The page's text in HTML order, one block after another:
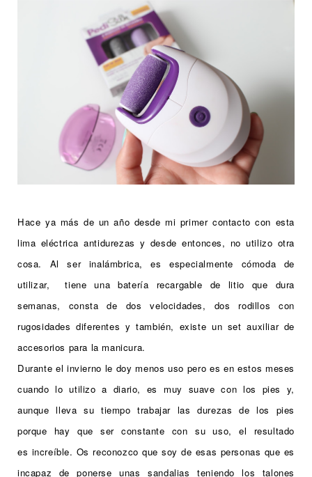
Hace ya más de un año desde mi primer contacto con esta
lima eléctrica antidurezas y desde entonces, no utilizo otra
cosa. Al ser inalámbrica, es especialmente cómoda de
utilizar, tiene una batería recargable de litio que dura
semanas, consta de dos velocidades, dos rodillos con
rugosidades diferentes y también, existe un set auxiliar de
accesorios para la manicura.
Durante el invierno le doy menos uso pero es en estos meses
cuando lo utilizo a diario, es muy suave con los pies y,
aunque lleva su tiempo trabajar las durezas de los pies
porque hay que ser constante con su uso, el resultado
es increíble. Os reconozco que soy de esas personas que es
incapaz de ponerse unas sandalias teniendo los talones